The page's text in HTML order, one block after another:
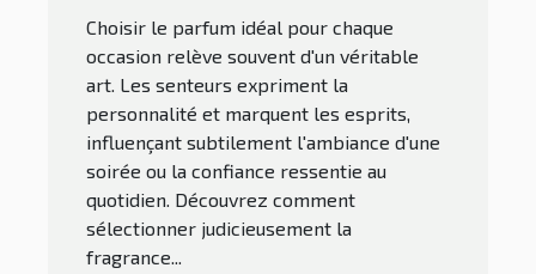
Choisir le parfum idéal pour chaque
occasion relève souvent d'un véritable
art. Les senteurs expriment la
personnalité et marquent les esprits,
influençant subtilement l'ambiance d'une
soirée ou la confiance ressentie au
quotidien. Découvrez comment
sélectionner judicieusement la
fragrance...